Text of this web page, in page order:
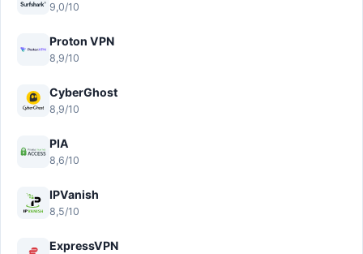
9,0/10
Proton VPN
8,9/10
CyberGhost
8,9/10
PIA
8,6/10
IPVanish
8,5/10
ExpressVPN